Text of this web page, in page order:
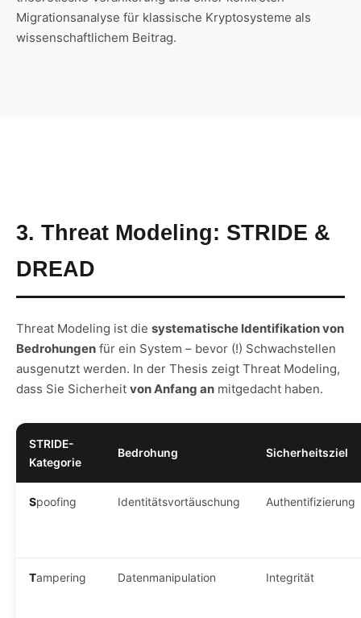
Migrationsanalyse für klassische Kryptosysteme als
wissenschaftlichem Beitrag.
3. Threat Modeling: STRIDE &
DREAD
Threat Modeling ist die systematische Identifikation von
Bedrohungen für ein System – bevor (!) Schwachstellen
ausgenutzt werden. In der Thesis zeigt Threat Modeling,
dass Sie Sicherheit von Anfang an mitgedacht haben.
STRIDE-
Kategorie
Bedrohung Sicherheitsziel
Spoofing Identitätsvortäuschung Authentifizierung
Tampering Datenmanipulation Integrität